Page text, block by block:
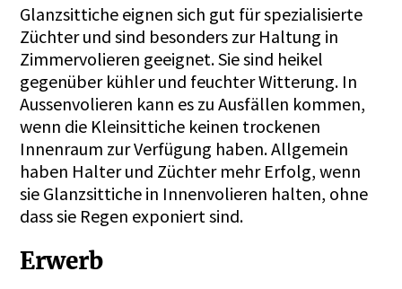
Glanzsittiche eignen sich gut für spezialisierte
Züchter und sind besonders zur Haltung in
Zimmervolieren geeignet. Sie sind heikel
gegenüber kühler und feuchter Witterung. In
Aussenvolieren kann es zu Ausfällen kommen,
wenn die Kleinsittiche keinen trockenen
Innenraum zur Verfügung haben. Allgemein
haben Halter und Züchter mehr Erfolg, wenn
sie Glanzsittiche in Innenvolieren halten, ohne
dass sie Regen exponiert sind.
Erwerb